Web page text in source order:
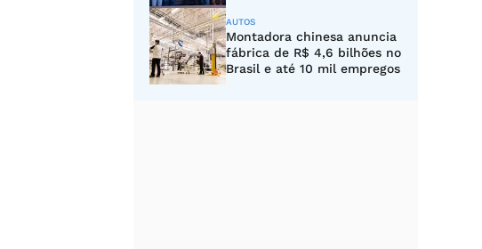
AUTOS
Montadora chinesa anuncia
fábrica de R$ 4,6 bilhões no
Brasil e até 10 mil empregos